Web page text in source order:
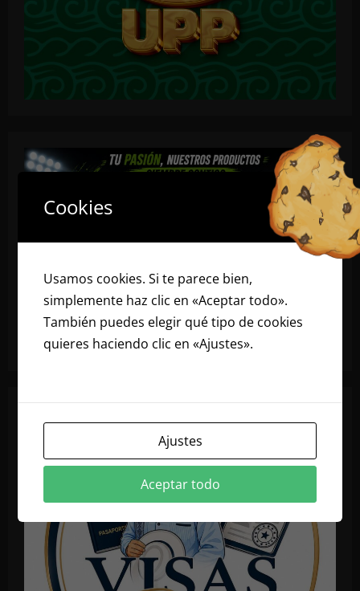
Cookies
Usamos cookies. Si te parece bien,
simplemente haz clic en «Aceptar todo».
También puedes elegir qué tipo de cookies
quieres haciendo clic en «Ajustes».
Ajustes
Aceptar todo